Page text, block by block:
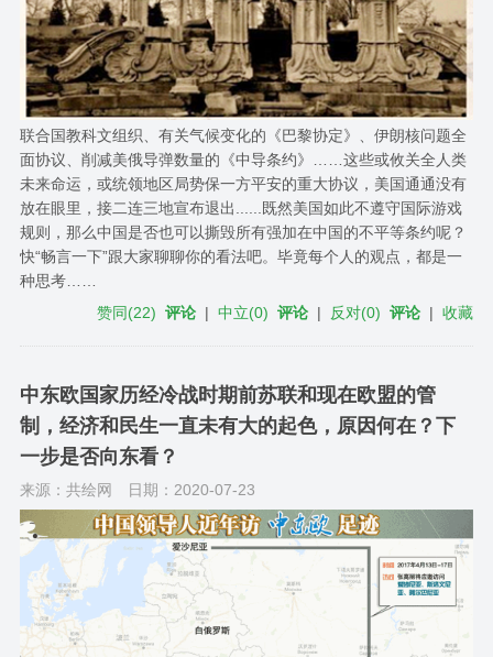
联合国教科文组织、有关气候变化的《巴黎协定》、伊朗核问题全
面协议、削减美俄导弹数量的《中导条约》……这些或攸关全人类
未来命运，或统领地区局势保一方平安的重大协议，美国通通没有
放在眼里，接二连三地宣布退出......既然美国如此不遵守国际游戏
规则，那么中国是否也可以撕毁所有强加在中国的不平等条约呢？
快“畅言一下”跟大家聊聊你的看法吧。毕竟每个人的观点，都是一
种思考……
赞同(22) 评论 |中立(0) 评论 | 反对(0) 评论 |收藏
中东欧国家历经冷战时期前苏联和现在欧盟的管
制，经济和民生一直未有大的起色，原因何在？下
一步是否向东看？
来源：共绘网 日期：2020-07-23